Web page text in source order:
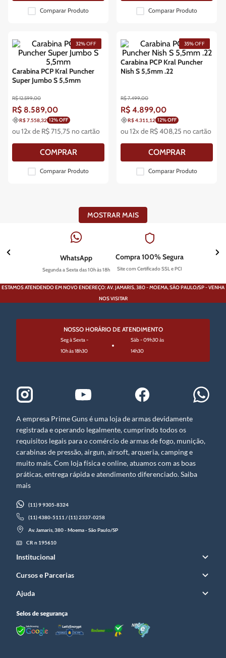
Comparar Produto Comparar Produto
Carabina PCP Kral Puncher
Super Jumbo S 5,5mm
R$12.599,00
R$ 8.589,00
32%OFF
R$ 7.558,32 12% OFF
ou12x de R$715,75 no cartão
COMPRAR
Comparar Produto
Carabina PCP Kral Puncher
Nish S 5,5mm .22
R$7.499,00
R$ 4.899,00
35%OFF
R$ 4.311,12 12% OFF
ou12x de R$408,25 no cartão
COMPRAR
Comparar Produto
MOSTRAR MAIS
WhatsApp
Segunda a Sexta das 10h às 18h
Compra 100% Segura
Site com Certificado SSL e PCI
ESTAMOS ATENDENDO EM NOVO ENDEREÇO: AV. JAMARIS, 380 - MOEMA, SÃO PAULO/SP - VENHA
NOS VISITAR
NOSSO HORÁRIO DE ATENDIMENTO
Seg à Sexta -
10h às 18h30
Sáb - 09h30 às
14h30
A empresa Prime Guns é uma loja de armas devidamente
registrada e operando legalmente, cumprindo todos os
requisitos legais para o comércio de armas de fogo, munição,
carabinas de pressão, airgun, airsoft, arqueria, camping e
muito mais. Com loja física e online, atuamos com as boas
práticas, entrega rápida e atendimento diferenciado. Saiba
mais
(11) 9 9305-8324
(11) 4380-5111 / (11) 2337-0258
Av. Jamaris, 380 - Moema - São Paulo/SP
CR n 195610
Institucional
Cursos e Parcerias
Ajuda